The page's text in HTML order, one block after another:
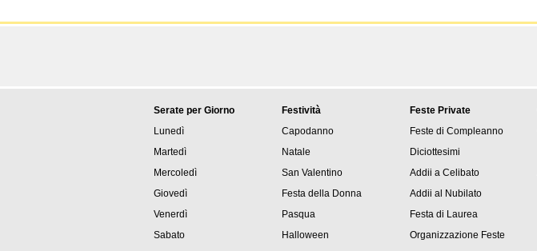
Serate per Giorno
Lunedì
Martedì
Mercoledì
Giovedì
Venerdì
Sabato
Festività
Capodanno
Natale
San Valentino
Festa della Donna
Pasqua
Halloween
Feste Private
Feste di Compleanno
Diciottesimi
Addii a Celibato
Addii al Nubilato
Festa di Laurea
Organizzazione Feste